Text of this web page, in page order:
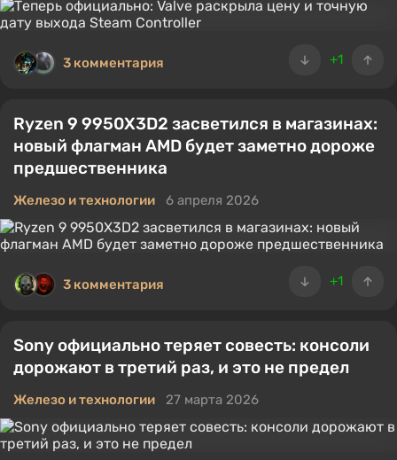
+1
3 комментария
Ryzen 9 9950X3D2 засветился в магазинах:
новый флагман AMD будет заметно дороже
предшественника
Железо и технологии 6 апреля 2026
+1
3 комментария
Sony официально теряет совесть: консоли
дорожают в третий раз, и это не предел
Железо и технологии 27 марта 2026